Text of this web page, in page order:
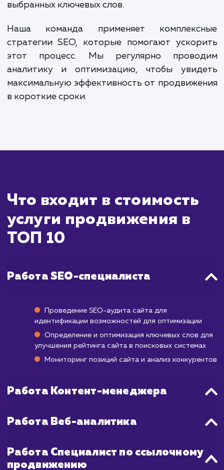
временные успехи, и стараемся учесть все возможные
всегда оставался в лидерах поисковой выдачи.
ЗАКАЗАТЬ УСЛУГИ
Продвижение сайта в ТОП-10
систем - это задача, которая требует
и профессионального подхода.
начала работы, но достижение
до года и даже больше. Это зависит от
факторов, включая конкурентность
ниши, текущее состояние вашего
выбранных ключевых слов.
стратегии SEO, которые помогают
аналитику и оптимизацию, чтобы
в короткие сроки.